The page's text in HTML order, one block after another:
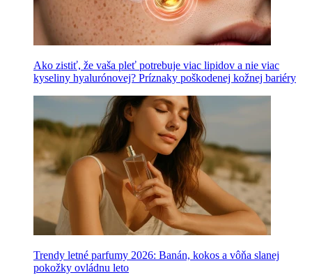
Ako zistiť, že vaša pleť potrebuje viac lipidov a nie viac
kyseliny hyalurónovej? Príznaky poškodenej kožnej bariéry
Trendy letné parfumy 2026: Banán, kokos a vôňa slanej
pokožky ovládnu leto